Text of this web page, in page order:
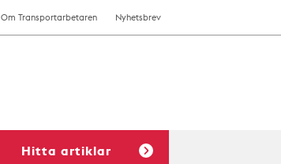
Om Transportarbetaren Nyhetsbrev
Hitta artiklar